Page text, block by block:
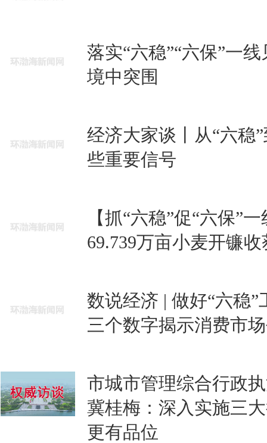
落实“六稳”“六保”一
境中突围
经济大家谈丨从“六稳
些重要信号
【抓“六稳”促“六保”
69.739万亩小麦开镰收
数说经济 | 做好“六稳”
三个数字揭示消费市
市城市管理综合行政
冀桂梅：深入实施三
更有品位